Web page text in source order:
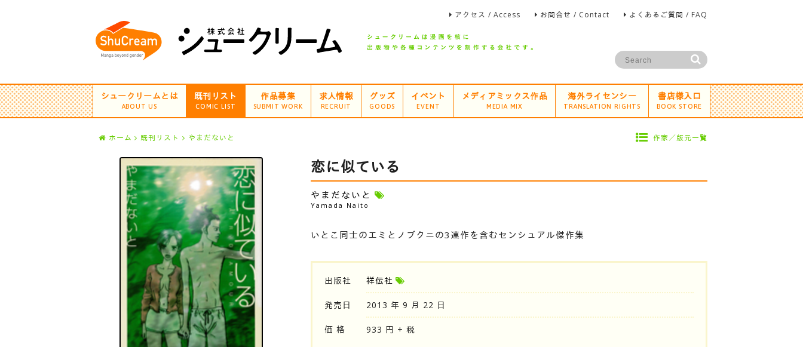
アクセス / Access お問合せ / Contact よくあるご質問 / FAQ
シュークリームとは
ABOUT US
既刊リスト
COMIC LIST
作品募集
SUBMIT WORK
求人情報
RECRUIT
グッズ
GOODS
イベント
EVENT
メディアミックス作品
MEDIA MIX
海外ライセンシー
TRANSLATION RIGHTS
書店様入口
BOOK STORE
ホーム 既刊リスト やまだないと 作家／版元一覧
恋に似ている
やまだないと
Yamada Naito
いとこ同士のエミとノブクニの3連作を含むセンシュアル傑作集
出版社 祥伝社
発売日 2013 年 9 月 22 日
価 格 933 円 + 税